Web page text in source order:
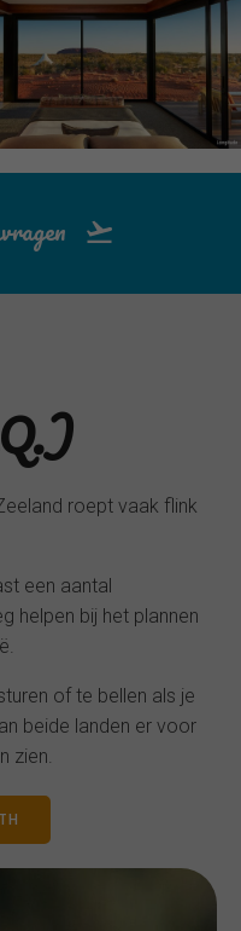
roept vaak flink
een aantal
helpen bij het plannen
of te bellen als je
beide landen er voor
zien.